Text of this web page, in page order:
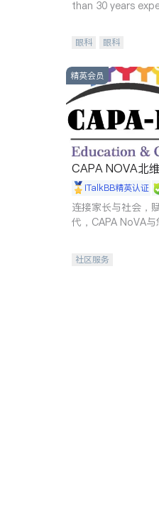
than 30 years
眼科 眼科
精英会员
CAPA NOVA北
iTalkBB精英认证
连接家长与社会，
代，CAPA NoVA
社区服务